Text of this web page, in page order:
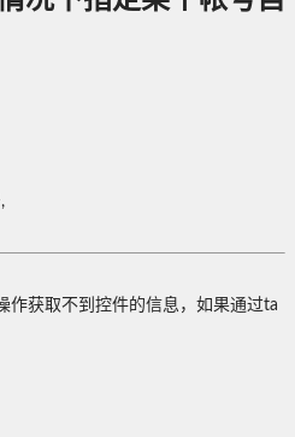
作获取不到控件的信息，如果通过ta